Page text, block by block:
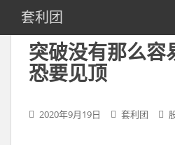
i
套利团
突破没有那么容
恐要见顶
2020年9月19日 套利团